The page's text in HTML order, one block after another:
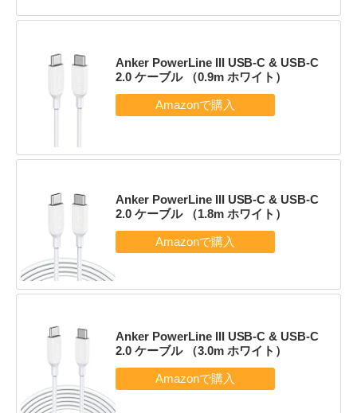
Anker PowerLine III USB-C & USB-C
2.0 ケーブル （0.9m ホワイト）
Anker PowerLine III USB-C & USB-C
2.0 ケーブル （1.8m ホワイト）
Anker PowerLine III USB-C & USB-C
2.0 ケーブル （3.0m ホワイト）